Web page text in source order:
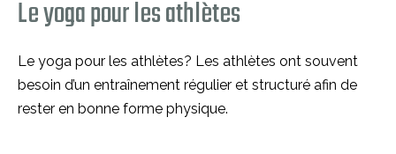
Le yoga pour les athlètes
Le yoga pour les athlètes? Les athlètes ont souvent
besoin d’un entraînement régulier et structuré afin de
rester en bonne forme physique.